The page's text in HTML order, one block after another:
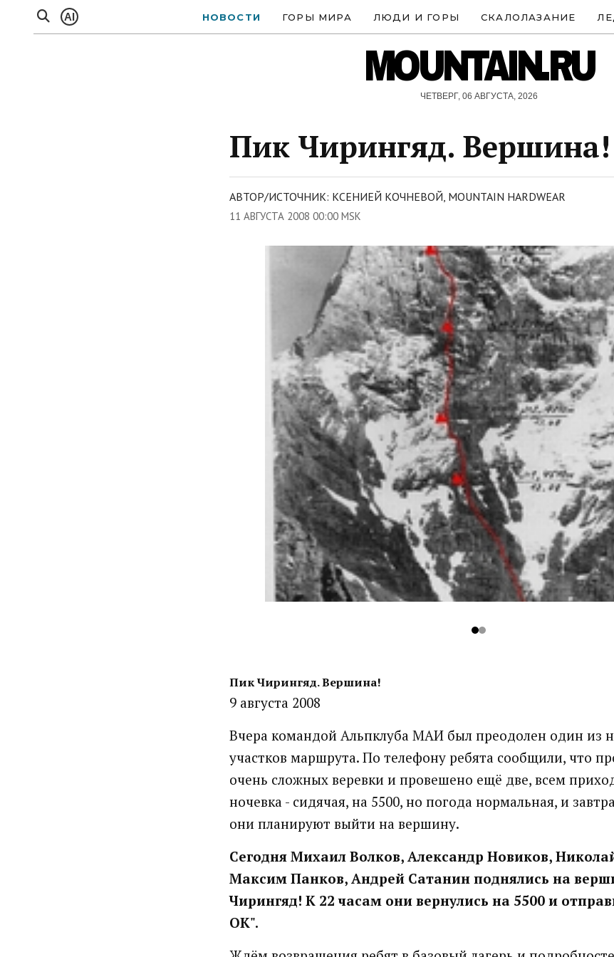
AI НОВОСТИ ГОРЫ МИРА ЛЮДИ И ГОРЫ СКАЛОЛАЗАНИЕ
MOUNTAIN.RU
ЧЕТВЕРГ, 06 АВГУСТА, 2026
Пик Чирингяд. Вершина!
АВТОР/ИСТОЧНИК: КСЕНИЕЙ КОЧНЕВОЙ, MOUNTAIN HARDWEAR
11 АВГУСТА 2008 00:00 MSK
Пик Чирингяд. Вершина!
9 августа 2008
Вчера командой Альпклуба МАИ был преодолен один из
участков маршрута. По телефону ребята сообщили, что
очень сложных веревки и провешено ещё две, всем
ночевка - сидячая, на 5500, но погода нормальная, и
они планируют выйти на вершину.
Сегодня Михаил Волков, Александр Новиков,
Максим Панков, Андрей Сатанин поднялись на
Чирингяд! К 22 часам они вернулись на 5500 и
ОК".